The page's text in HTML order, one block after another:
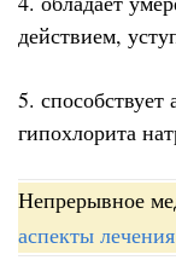
действием,
5.
гипохлорита
Непрерывное
аспекты